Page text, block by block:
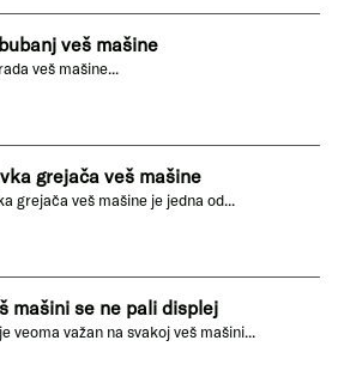
veš mašine
veš mašine...
grejača veš mašine
grejača veš mašine je jedna od...
mašini se ne pali displej
veoma važan na svakoj veš mašini...